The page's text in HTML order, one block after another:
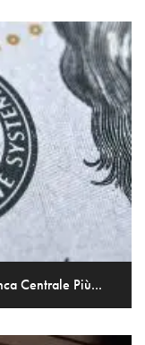
Centrale Più...